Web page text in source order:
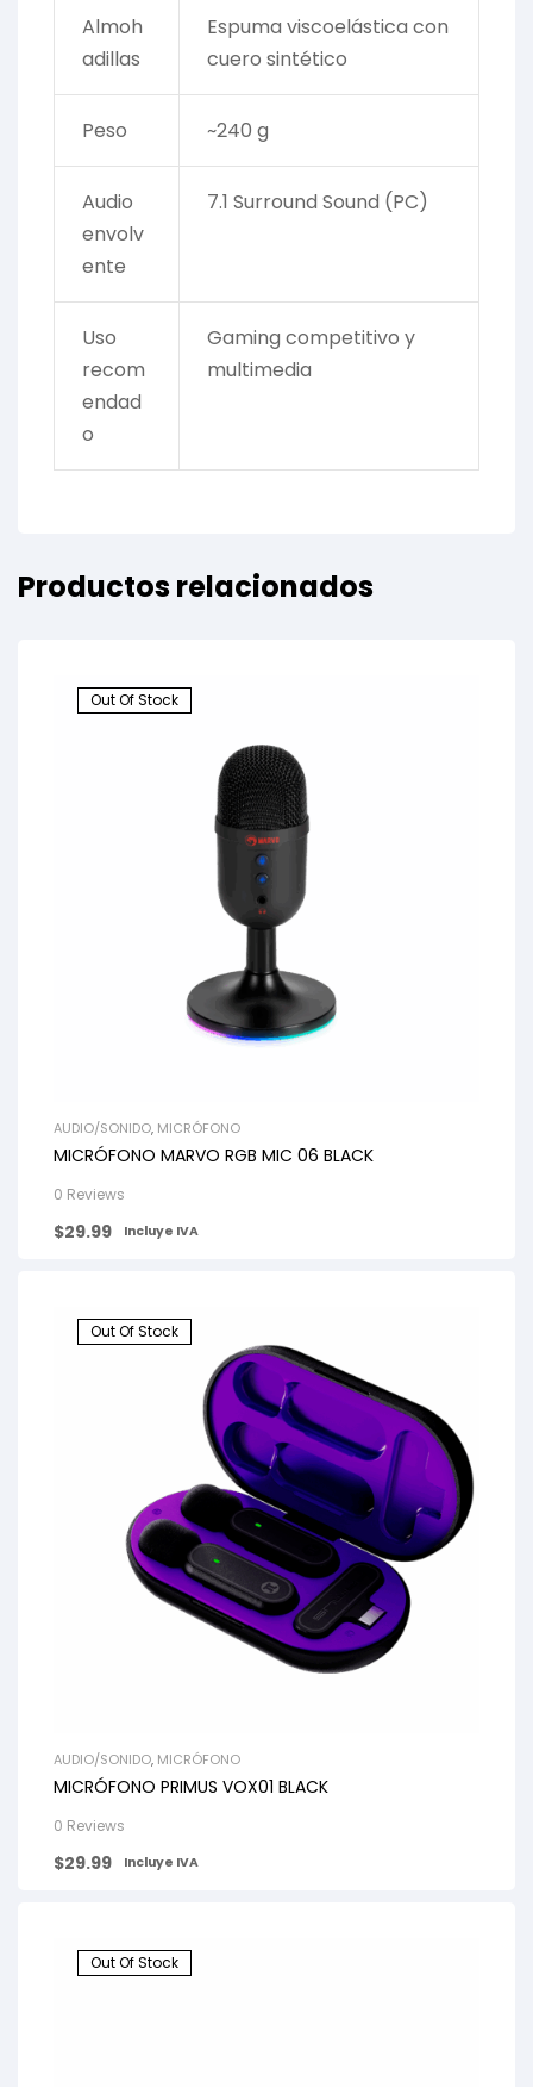
Almoh
adillas
Espuma viscoelástica con
cuero sintético
Peso ~240 g
Audio
envolv
ente
7.1 Surround Sound (PC)
Uso
recom
endad
o
Gaming competitivo y
multimedia
Productos relacionados
Out Of Stock
AUDIO/SONIDO, MICRÓFONO
MICRÓFONO MARVO RGB MIC 06 BLACK
0 Reviews
$29.99 Incluye IVA
Out Of Stock
AUDIO/SONIDO, MICRÓFONO
MICRÓFONO PRIMUS VOX01 BLACK
0 Reviews
$29.99 Incluye IVA
Out Of Stock